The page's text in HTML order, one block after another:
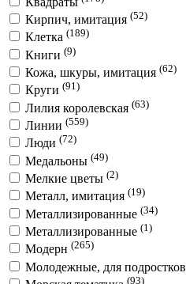
Кирпич, имитация (52)
Клетка (189)
Книги (9)
Кожа, шкуры, имитация (62)
Круги (91)
Лилия королевская (63)
Линии (559)
Люди (72)
Медальоны (49)
Мелкие цветы (2)
Металл, имитация (19)
Металлизированные (34)
Металлизированные (1)
Модерн (265)
Молодежные, для подростков
(93)